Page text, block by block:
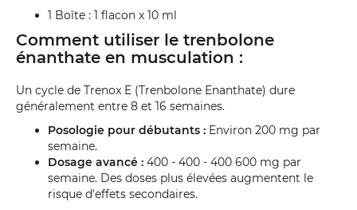
1 Boîte : 1 flacon x 10 ml
Comment utiliser le trenbolone
énanthate en musculation :
Un cycle de Trenox E (Trenbolone Enanthate) dure
généralement entre 8 et 16 semaines.
Posologie pour débutants : Environ 200 mg par
semaine.
Dosage avancé : 400 - 400 - 400 600 mg par
semaine. Des doses plus élevées augmentent le
risque d'effets secondaires.